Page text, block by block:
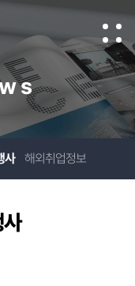
사 해외취업정보